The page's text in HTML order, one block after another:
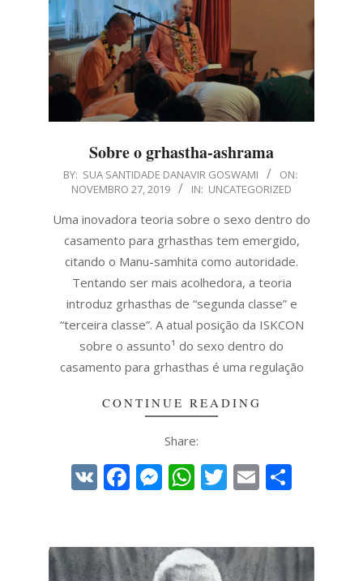
Sobre o grhastha-ashrama
2019-
27
BY: SUA SANTIDADE DANAVIR GOSWAMI
ON:
NOVEMBRO 27, 2019
IN: UNCATEGORIZED
Uma inovadora teoria sobre o sexo dentro do
casamento para grhasthas tem emergido,
citando o Manu-samhita como autoridade.
Tentando ser mais acolhedora, a teoria
introduz grhasthas de “segunda classe” e
“terceira classe”. A atual posição da ISKCON
sobre o assunto¹ do sexo dentro do
casamento para grhasthas é uma regulação
CONTINUE READING
Share:
VK Facebook
Messenger
WhatsApp
Twitter
Email